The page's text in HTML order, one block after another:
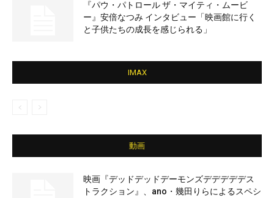
『パウ・パトロール ザ・マイティ・ムービ
ー』安倍なつみ インタビュー「映画館に行く
と子供たちの成長を感じられる」
IMAX
動画
映画『デッドデッドデーモンズデデデデデス
トラクション』、ano・幾田りらによるスペシ